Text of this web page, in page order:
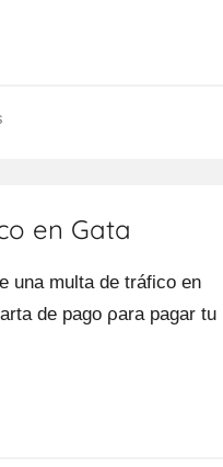
en Gata
una multa dе tráfico en
dе pago ρara pagar tu